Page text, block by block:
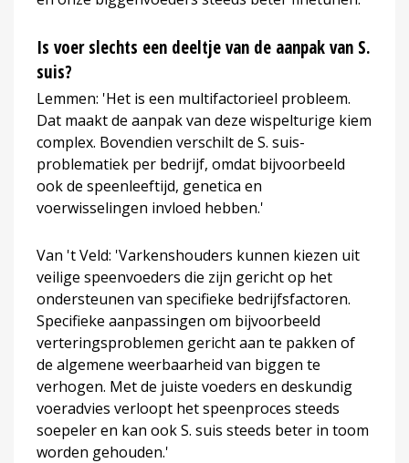
Is voer slechts een deeltje van de aanpak van S.
suis?
Lemmen: 'Het is een multifactorieel probleem.
Dat maakt de aanpak van deze wispelturige kiem
complex. Bovendien verschilt de S. suis-
problematiek per bedrijf, omdat bijvoorbeeld
ook de speenleeftijd, genetica en
voerwisselingen invloed hebben.'
Van 't Veld: 'Varkenshouders kunnen kiezen uit
veilige speenvoeders die zijn gericht op het
ondersteunen van specifieke bedrijfsfactoren.
Specifieke aanpassingen om bijvoorbeeld
verteringsproblemen gericht aan te pakken of
de algemene weerbaarheid van biggen te
verhogen. Met de juiste voeders en deskundig
voeradvies verloopt het speenproces steeds
soepeler en kan ook S. suis steeds beter in toom
worden gehouden.'